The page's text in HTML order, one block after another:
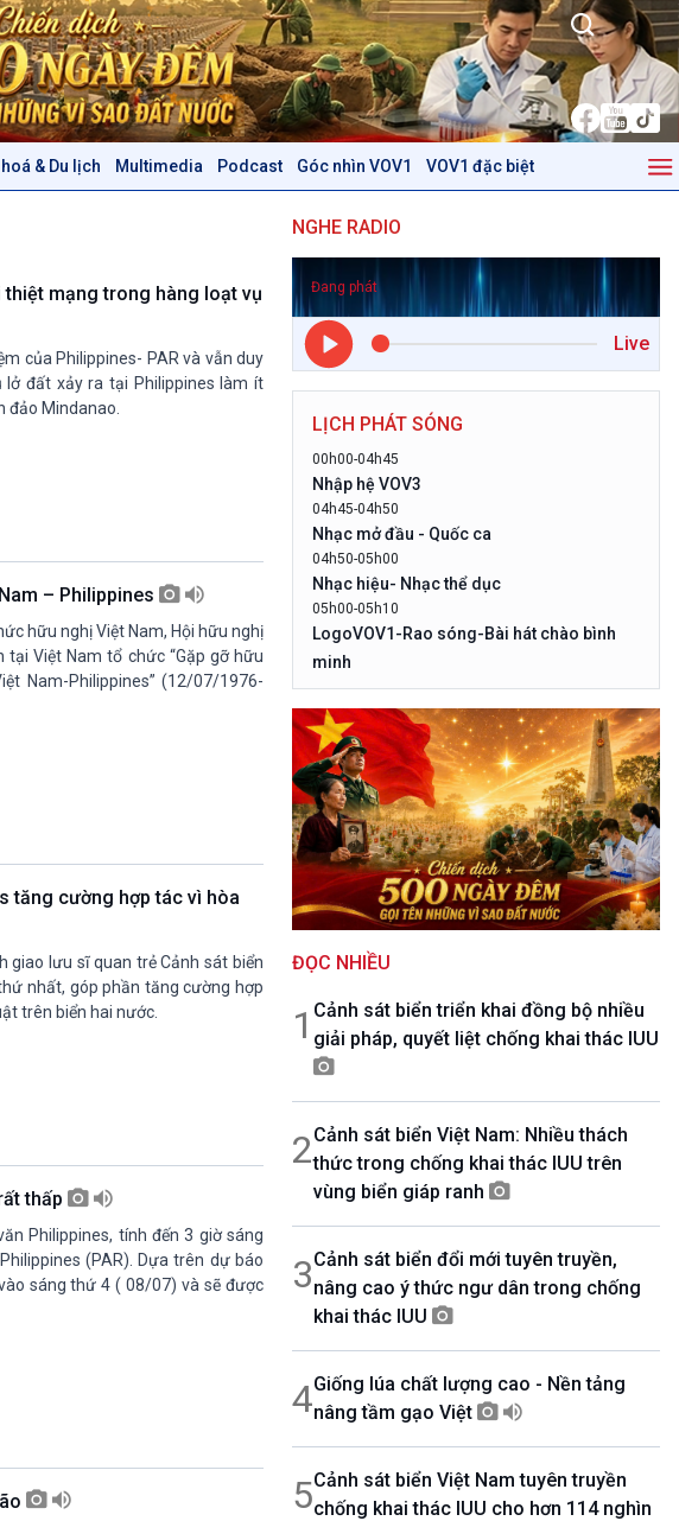
& Du lịch Multimedia Podcast Góc nhìn VOV1 VOV1 đặc biệt
quốc tế
Một dải vững
Trước giờ mở cửa
Dòng chảy Kinh tế
Sức sống hàng Việt
Khởi nghiệp
Tuyên chiến với gian lận
đảo
Mùa vàng
Biển đảo Việt Nam
Tâm tình biên giới và hải
đảo
Tìm hiểu biển, đảo Việt
Nam
10 phút Sự kiện - Luận bàn
Câu chuyện thời sự
Dòng chảy sự kiện
Đối thoại
Chuyện đêm
thiệt mạng trong hàng loạt vụ
của Philippines- PAR và vẫn duy
đất xảy ra tại Philippines làm ít
Mindanao.
– Philippines
hữu nghị Việt Nam, Hội hữu nghị
Việt Nam tổ chức “Gặp gỡ hữu
Nam-Philippines” (12/07/1976-
tăng cường hợp tác vì hòa
giao lưu sĩ quan trẻ Cảnh sát biển
nhất, góp phần tăng cường hợp
trên biển hai nước.
thấp
Philippines, tính đến 3 giờ sáng
(PAR). Dựa trên dự báo
sáng thứ 4 ( 08/07) và sẽ được
NGHE RADIO
Đang phát
Live
LỊCH PHÁT SÓNG
00h00-04h45
Nhập hệ VOV3
04h45-04h50
Nhạc mở đầu - Quốc ca
04h50-05h00
Nhạc hiệu- Nhạc thể dục
05h00-05h10
LogoVOV1-Rao sóng-Bài hát chào bình
minh
05h10-05h20
Bản tin đầu ngày-Thời tiết
05h20-05h50
Mùa vàng (Chuyên đề cuối tuần)
05h50-05h59
Quảng cáo
05h59-06h00
Nhạc Top- Báo giờ
06h00-06h28
Thời sự sáng (trực tiếp)
Quảng cáo
Quân đội nhân dân
07h00-08h30
Theo dòng thời sự
08h55-09h00
Chương trình đệm
09h00-10h00
Chuyên gia của bạn (Phát lại thứ Tư)
10h30-11h00
Vì an ninh Tổ quốc
11h05-11h10
Quảng cáo
11h25-11h30
Chương trình đệm
ĐỌC NHIỀU
1 Cảnh sát biển triển khai đồng bộ nhiều
giải pháp, quyết liệt chống khai thác IUU
2Cảnh sát biển Việt Nam: Nhiều thách
thức trong chống khai thác IUU trên
vùng biển giáp ranh
3Cảnh sát biển đổi mới tuyên truyền,
nâng cao ý thức ngư dân trong chống
khai thác IUU
4Giống lúa chất lượng cao - Nền tảng
nâng tầm gạo Việt
5Cảnh sát biển Việt Nam tuyên truyền
chống khai thác IUU cho hơn 114 nghìn